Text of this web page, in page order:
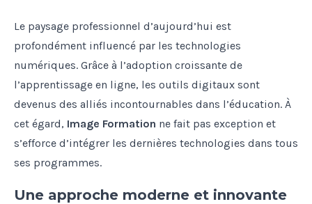
Le paysage professionnel d’aujourd’hui est
profondément influencé par les technologies
numériques. Grâce à l’adoption croissante de
l’apprentissage en ligne, les outils digitaux sont
devenus des alliés incontournables dans l’éducation. À
cet égard, Image Formation ne fait pas exception et
s’efforce d’intégrer les dernières technologies dans tous
ses programmes.
Une approche moderne et innovante